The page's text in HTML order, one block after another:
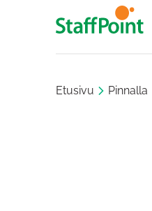
Hyppää pääsisältöön
Etusivu Pinnalla